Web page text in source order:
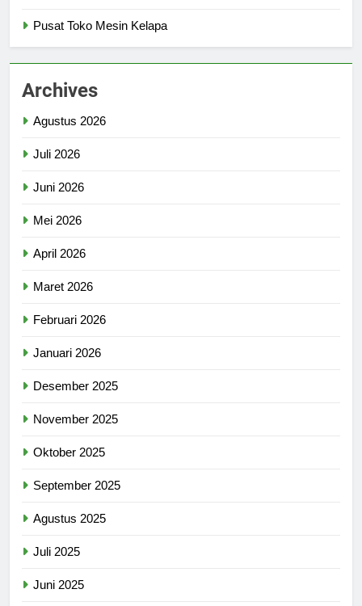
Pusat Toko Mesin Kelapa
Archives
Agustus 2026
Juli 2026
Juni 2026
Mei 2026
April 2026
Maret 2026
Februari 2026
Januari 2026
Desember 2025
November 2025
Oktober 2025
September 2025
Agustus 2025
Juli 2025
Juni 2025